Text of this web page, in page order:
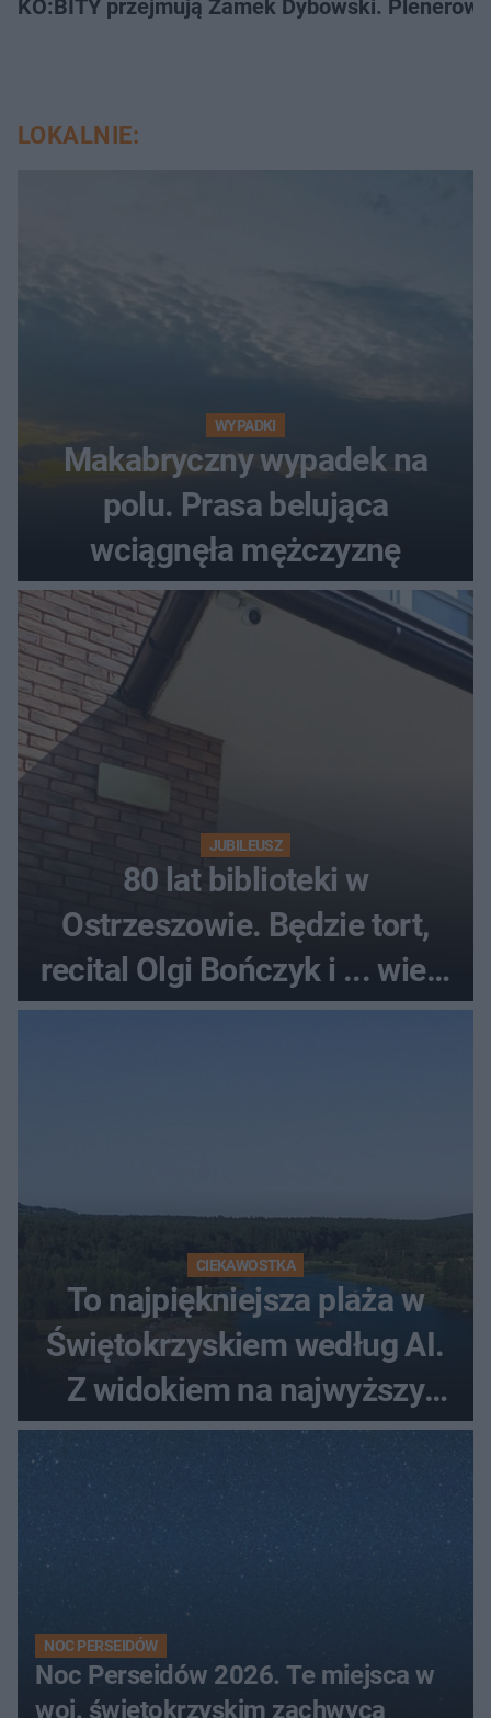
KO:BITY przejmują Zamek Dybowski.
LOKALNIE:
WYPADKI
Makabryczny wypadek na
polu. Prasa belująca
wciągnęła mężczyznę
JUBILEUSZ
80 lat biblioteki w
Ostrzeszowie. Będzie tort,
recital Olgi Bończyk i ... wiele
więcej
CIEKAWOSTKA
To najpiękniejsza plaża w
Świętokrzyskiem według AI.
Z widokiem na najwyższy
szczyt Gór Świętokrzyskich
NOC PERSEIDÓW
Noc Perseidów 2026. Te miejsca w
woj. świętokrzyskim zachwycą